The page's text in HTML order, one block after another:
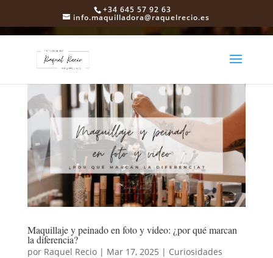
+34 645 57 92 63
info.maquilladora@raquelrecio.es
Maquillaje y peinado en foto y video: ¿por qué marcan
la diferencia?
por Raquel Recio| Mar 17, 2025 | Curiosidades